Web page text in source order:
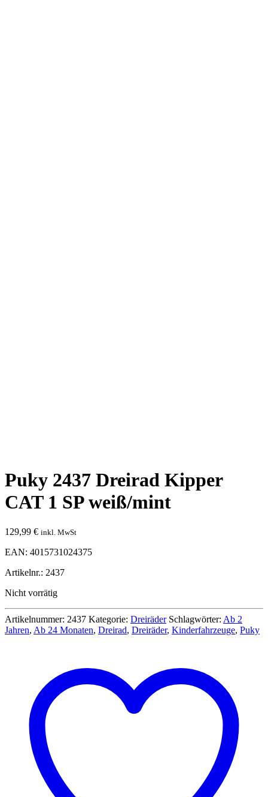
Puky 2437 Dreirad Kipper
CAT 1 SP weiß/mint
129,99 € inkl. MwSt
EAN: 4015731024375
Artikelnr.: 2437
Nicht vorrätig
Artikelnummer: 2437 Kategorie: Dreiräder Schlagwörter: Ab 2
Jahren, Ab 24 Monaten, Dreirad, Dreiräder, Kinderfahrzeuge, Puky